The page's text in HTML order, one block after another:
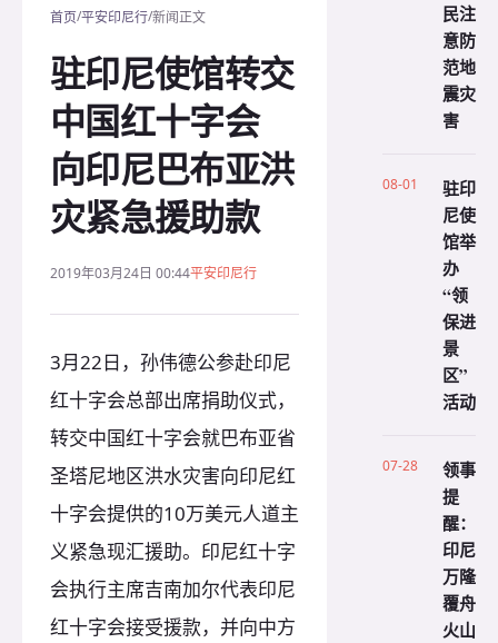
首页/平安印尼行/新闻正文
驻印尼使馆转交
中国红十字会
向印尼巴布亚洪
灾紧急援助款
2019年03月24日 00:44平安印尼行
3月22日，孙伟德公参赴印尼
红十字会总部出席捐助仪式，
转交中国红十字会就巴布亚省
圣塔尼地区洪水灾害向印尼红
十字会提供的10万美元人道主
义紧急现汇援助。印尼红十字
会执行主席吉南加尔代表印尼
红十字会接受援款，并向中方
民注
意防
范地
震灾
害
08-01
驻印
尼使
馆举
办
“领
保进
景
区”
活动
07-28
领事
提
醒：
印尼
万隆
覆舟
火山